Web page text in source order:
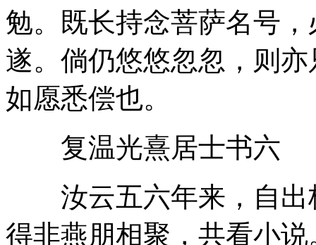
勉。既长持念菩萨名号
遂。倘仍悠悠忽忽，则
如愿悉偿也。
复温光熹居士书六
汝云五六年来，自出
得非燕朋相聚，共看小